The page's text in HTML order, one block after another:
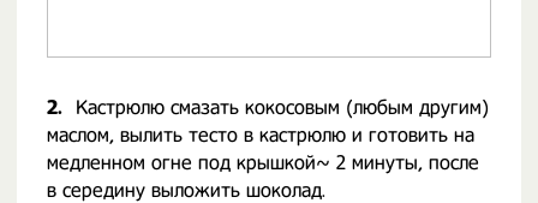
2.
Кастрюлю смазать кокосовым (любым другим)
маслом, вылить тесто в кастрюлю и готовить на
медленном огне под крышкой~ 2 минуты, после
в середину выложить шоколад.